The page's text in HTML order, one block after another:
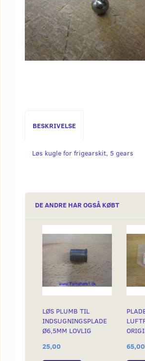
BESKRIVELSE
Løs kugle for frigearskit, 5 gears
DE ANDRE HAR OGSÅ KØBT
LØS PLUMB TIL
INDSUGNINGSPLADE
Ø6,5MM LOVLIG
25,00
65,00